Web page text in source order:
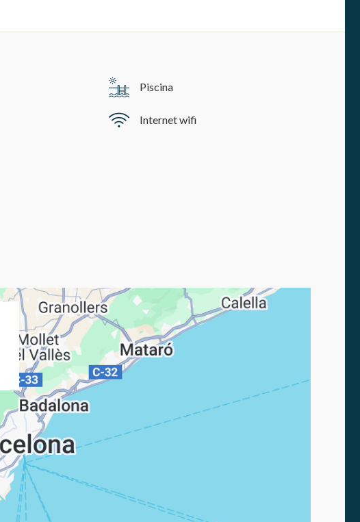
Piscina
Internet wifi
de navegación
del